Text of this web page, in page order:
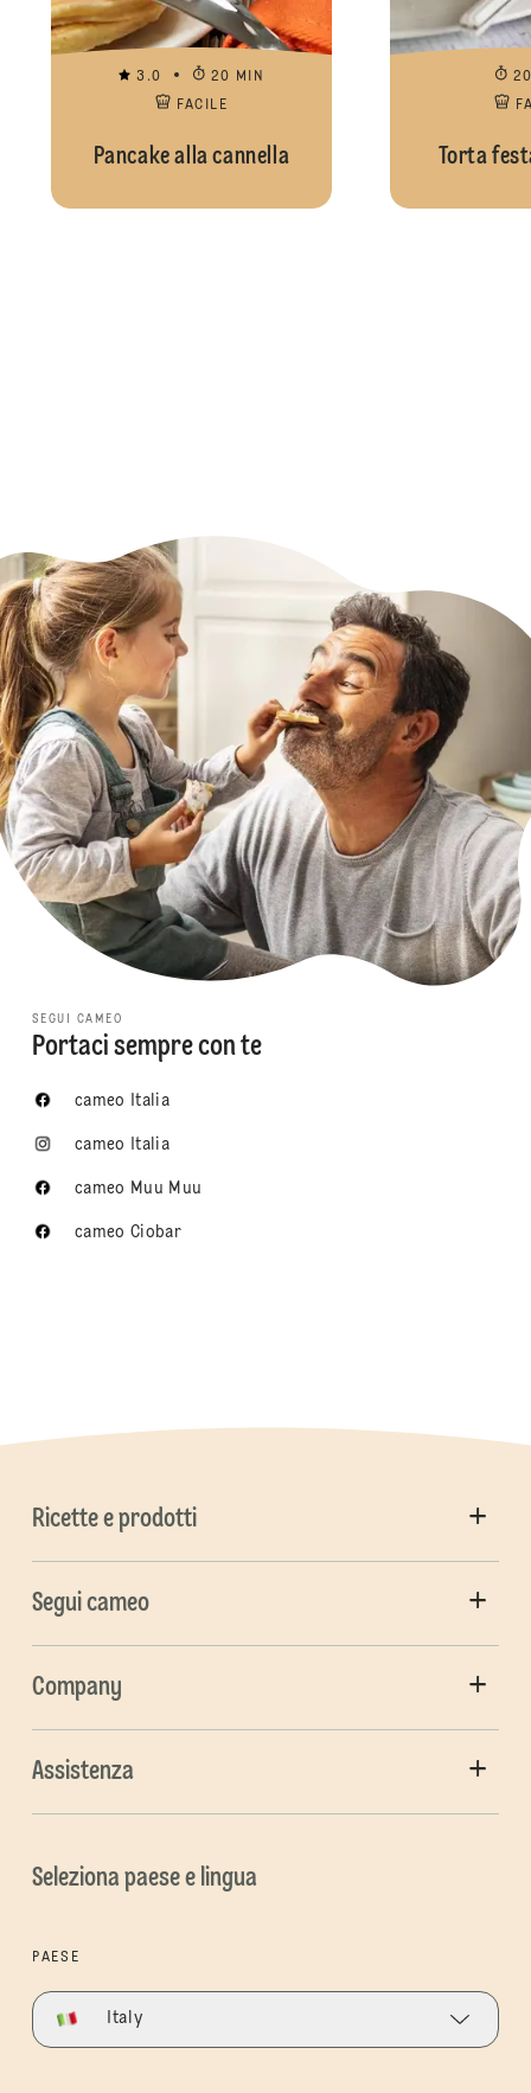
3.0
20 MIN
FACILE
Pancake alla cannella Torta
SEGUI CAMEO
Portaci sempre con te
cameo Italia
cameo Italia
cameo Muu Muu
cameo Ciobar
Ricette e prodotti
Segui cameo
Company
Assistenza
Seleziona paese e lingua
PAESE
Italy